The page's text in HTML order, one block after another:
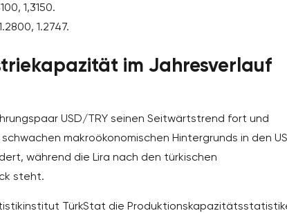
1,3150.
1.2747.
im Jahresverlauf
USD/TRY seinen Seitwärtstrend fort und
makroökonomischen Hintergrunds in den
während die Lira nach den türkischen
steht.
TürkStat die